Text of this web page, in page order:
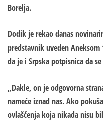
Borelja.
Dodik je rekao danas
predstavnik uveden
da je i Srpska potpisnica da
„Dakle, on je odgovorna
nameće iznad nas. Ako
ovlašćenja koja nikada nisu